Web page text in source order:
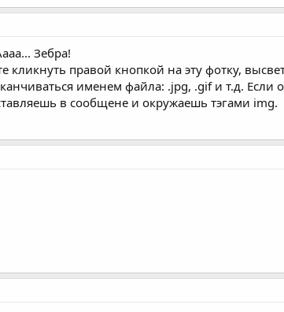
Зебра!
кликнуть правой кнопкой на эту фотку,
именем файла: .jpg, .gif и т.д.
в сообщене и окружаешь тэгами img.